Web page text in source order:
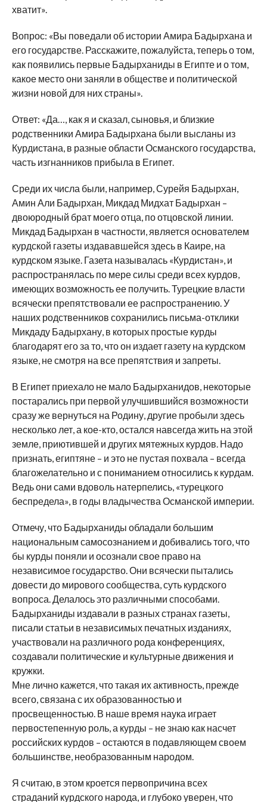
хватит».
Вопрос: «Вы поведали об истории Амира Бадырхана и
его государстве. Расскажите, пожалуйста, теперь о том,
как появились первые Бадырханиды в Египте и о том,
какое место они заняли в обществе и политической
жизни новой для них страны».
Ответ: «Да…, как я и сказал, сыновья, и близкие
родственники Амира Бадырхана были высланы из
Курдистана, в разные области Османского государства,
часть изгнанников прибыла в Египет.
Среди их числа были, например, Сурейя Бадырхан,
Амин Али Бадырхан, Микдад Мидхат Бадырхан –
двоюродный брат моего отца, по отцовской линии.
Микдад Бадырхан в частности, является основателем
курдской газеты издававшейся здесь в Каире, на
курдском языке. Газета называлась «Курдистан», и
распространялась по мере силы среди всех курдов,
имеющих возможность ее получить. Турецкие власти
всячески препятствовали ее распространению. У
наших родственников сохранились письма-отклики
Микдаду Бадырхану, в которых простые курды
благодарят его за то, что он издает газету на курдском
языке, не смотря на все препятствия и запреты.
В Египет приехало не мало Бадырханидов, некоторые
постарались при первой улучшившийся возможности
сразу же вернуться на Родину, другие пробыли здесь
несколько лет, а кое-кто, остался навсегда жить на этой
земле, приютившей и других мятежных курдов. Надо
признать, египтяне – и это не пустая похвала – всегда
благожелательно и с пониманием относились к курдам.
Ведь они сами вдоволь натерпелись, «турецкого
беспредела», в годы владычества Османской империи.
Отмечу, что Бадырханиды обладали большим
национальным самосознанием и добивались того, что
бы курды поняли и осознали свое право на
независимое государство. Они всячески пытались
довести до мирового сообщества, суть курдского
вопроса. Делалось это различными способами.
Бадырханиды издавали в разных странах газеты,
писали статьи в независимых печатных изданиях,
участвовали на различного рода конференциях,
создавали политические и культурные движения и
кружки.
Мне лично кажется, что такая их активность, прежде
всего, связана с их образованностью и
просвещенностью. В наше время наука играет
первостепенную роль, а курды – не знаю как насчет
российских курдов – остаются в подавляющем своем
большинстве, необразованным народом.
Я считаю, в этом кроется первопричина всех
страданий курдского народа, и глубоко уверен, что